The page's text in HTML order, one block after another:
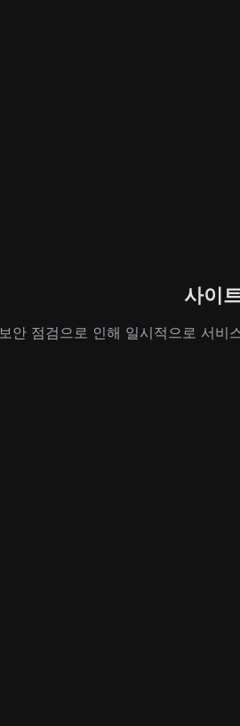
사이
보안 점검으로 인해 일시적으로 서비